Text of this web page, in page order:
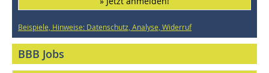
Beispiele, Hinweise: Datenschutz, Analyse, Widerruf
BBB Jobs